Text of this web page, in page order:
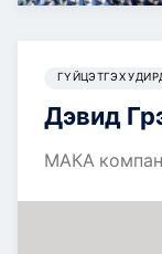
ГҮЙЦЭТГЭХ
Дэвид
МАКА